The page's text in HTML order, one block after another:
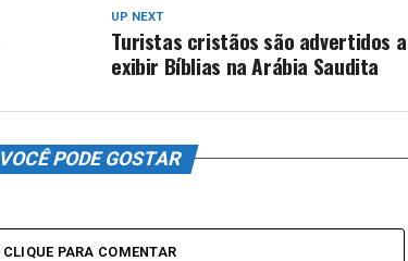
UP NEXT
Turistas cristãos são advertidos
exibir Bíblias na Arábia Saudita
VOCÊ PODE GOSTAR
CLIQUE PARA COMENTAR